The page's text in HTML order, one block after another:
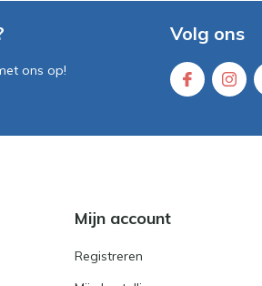
ons op!
Volg ons
Mijn account
Registreren